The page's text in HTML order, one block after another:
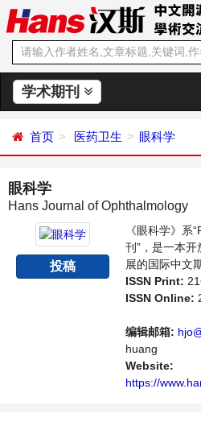
学术期刊
首页 医药卫生 眼科学
眼科学
Hans Journal of Ophthalmology
投稿
《眼科学》系
刊”，是一本
展的国际中文
析、眼部疾病
的学术论文。
体，旨在给世
人员提供一个
不同方向问题
ISSN Print:
ISSN Online:
编辑邮箱:
huang
Website:
https://